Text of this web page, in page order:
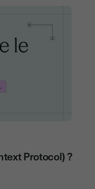
Protocol) ?